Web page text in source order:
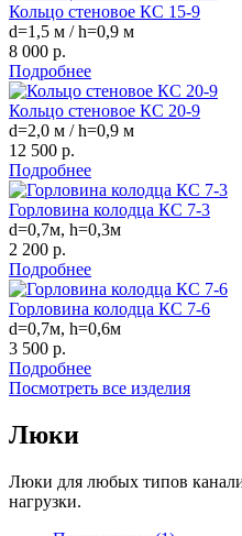
Кольцо стеновое КС 15-9
d=1,5 м / h=0,9 м
8 000 р.
Подробнее
Кольцо стеновое КС 20-9
d=2,0 м / h=0,9 м
12 500 р.
Подробнее
Горловина колодца КС 7-3
d=0,7м, h=0,3м
2 200 р.
Подробнее
Горловина колодца КС 7-6
d=0,7м, h=0,6м
3 500 р.
Подробнее
Посмотреть все изделия
Люки
Люки для любых типов
нагрузки.